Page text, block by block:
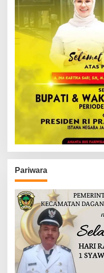
Pariwara